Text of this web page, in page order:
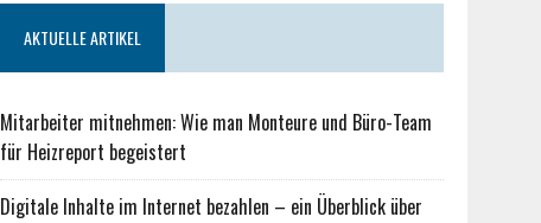
AKTUELLE ARTIKEL
Mitarbeiter mitnehmen: Wie man Monteure und Büro-Team
für Heizreport begeistert
Digitale Inhalte im Internet bezahlen – ein Überblick über